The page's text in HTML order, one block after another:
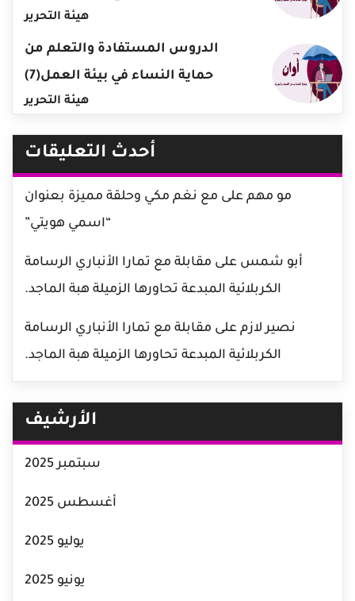
هيئة التحرير
الدروس المستفادة والتعلم من
حماية النساء في بيئة العمل(7)
هيئة التحرير
أحدث التعليقات
مو مهم على مع نغم مكي وحلقة مميزة بعنوان
“اسمي هويتي”
أبو شمس على مقابلة مع تمارا الأنباري الرسامة
الكربلائية المبدعة تحاورها الزميلة هبة الماجد.
نصير لازم على مقابلة مع تمارا الأنباري الرسامة
الكربلائية المبدعة تحاورها الزميلة هبة الماجد.
الأرشيف
سبتمبر 2025
أغسطس 2025
يوليو 2025
يونيو 2025